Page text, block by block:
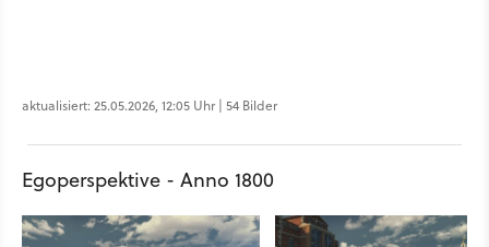
aktualisiert: 25.05.2026, 12:05 Uhr | 54 Bilder
Egoperspektive - Anno 1800